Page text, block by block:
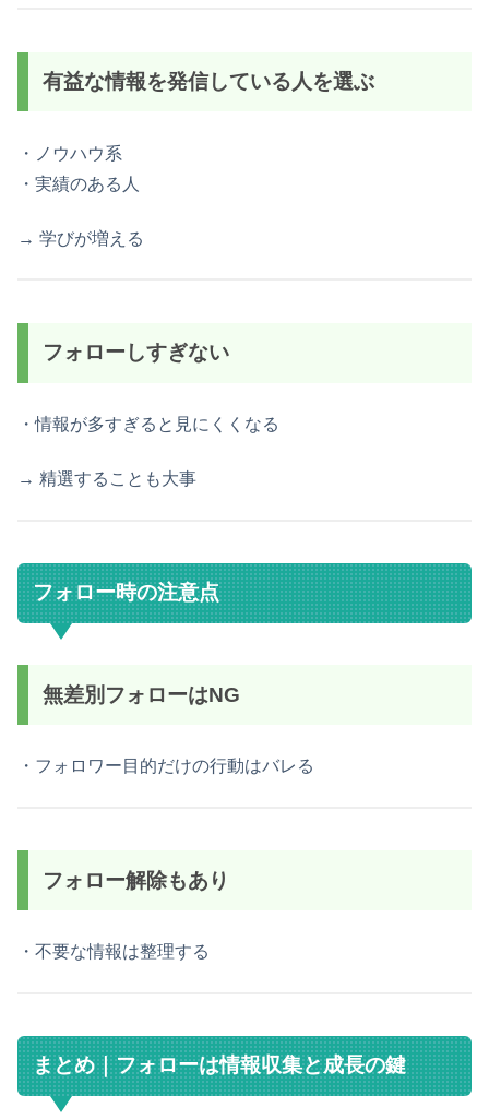
有益な情報を発信している人を選ぶ
・ノウハウ系
・実績のある人
→ 学びが増える
フォローしすぎない
・情報が多すぎると見にくくなる
→ 精選することも大事
フォロー時の注意点
無差別フォローはNG
・フォロワー目的だけの行動はバレる
フォロー解除もあり
・不要な情報は整理する
まとめ｜フォローは情報収集と成長の鍵